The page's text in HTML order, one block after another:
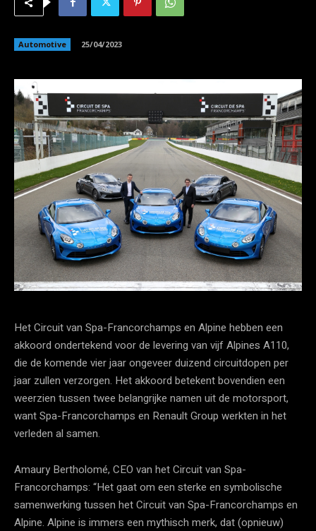
Automotive 25/04/2023
Het Circuit van Spa-Francorchamps en Alpine hebben een
akkoord ondertekend voor de levering van vijf Alpines A110,
die de komende vier jaar ongeveer duizend circuitdopen per
jaar zullen verzorgen. Het akkoord betekent bovendien een
weerzien tussen twee belangrijke namen uit de motorsport,
want Spa-Francorchamps en Renault Group werkten in het
verleden al samen.
Amaury Bertholomé, CEO van het Circuit van Spa-
Francorchamps: “Het gaat om een sterke en symbolische
samenwerking tussen het Circuit van Spa-Francorchamps en
Alpine. Alpine is immers een mythisch merk, dat (opnieuw)